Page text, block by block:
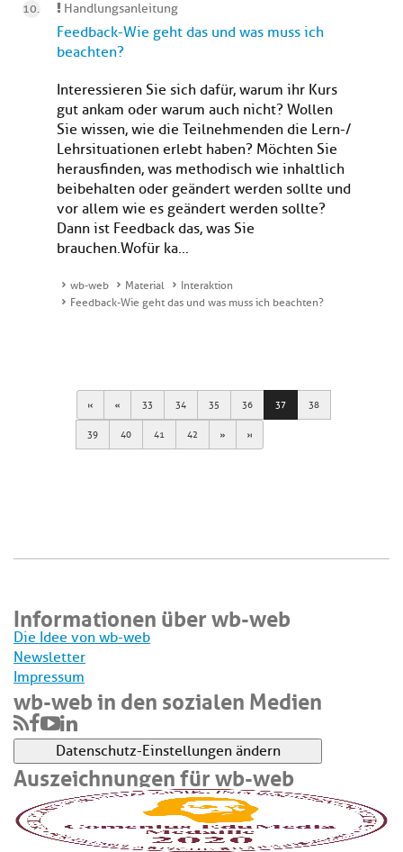
Handlungsanleitung
Feedback-Wie geht das und was muss ich
beachten?
Interessieren Sie sich dafür, warum ihr Kurs
gut ankam oder warum auch nicht? Wollen
Sie wissen, wie die Teilnehmenden die Lern-/
Lehrsituationen erlebt haben? Möchten Sie
herausfinden, was methodisch wie inhaltlich
beibehalten oder geändert werden sollte und
vor allem wie es geändert werden sollte?
Dann ist Feedback das, was Sie
brauchen.Wofür ka...
wb-web Material
Interaktion
Feedback-Wie geht das und was muss ich beachten?
First Previous
33 34 35 36 37 38
39 40 41 42 Next Last
Informationen über wb-web
Die Idee von wb-web
Newsletter
Impressum
wb-web in den sozialen Medien
Datenschutz-Einstellungen ändern
Auszeichnungen für wb-web